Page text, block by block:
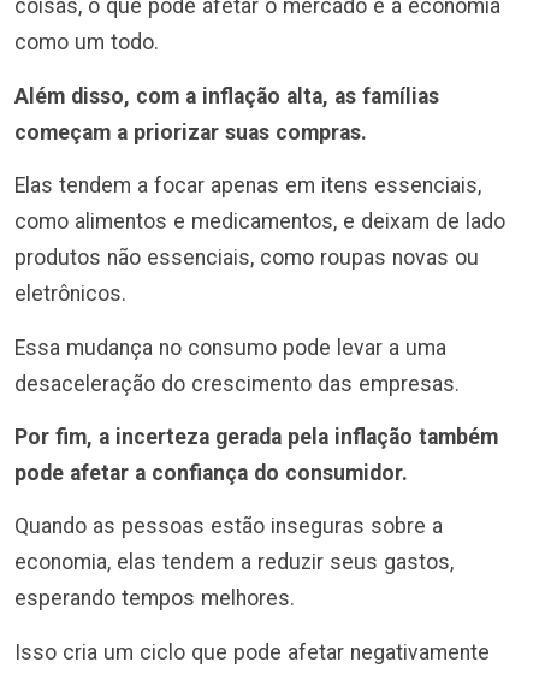
coisas, o que pode afetar o mercado e a economia
como um todo.
Além disso, com a inflação alta, as famílias
começam a priorizar suas compras.
Elas tendem a focar apenas em itens essenciais,
como alimentos e medicamentos, e deixam de lado
produtos não essenciais, como roupas novas ou
eletrônicos.
Essa mudança no consumo pode levar a uma
desaceleração do crescimento das empresas.
Por fim, a incerteza gerada pela inflação também
pode afetar a confiança do consumidor.
Quando as pessoas estão inseguras sobre a
economia, elas tendem a reduzir seus gastos,
esperando tempos melhores.
Isso cria um ciclo que pode afetar negativamente